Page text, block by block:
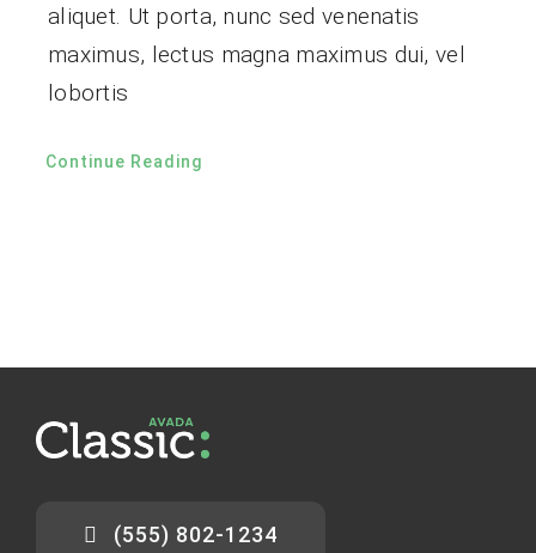
aliquet. Ut porta, nunc sed venenatis
maximus, lectus magna maximus dui, vel
lobortis
Continue Reading
(555) 802-1234